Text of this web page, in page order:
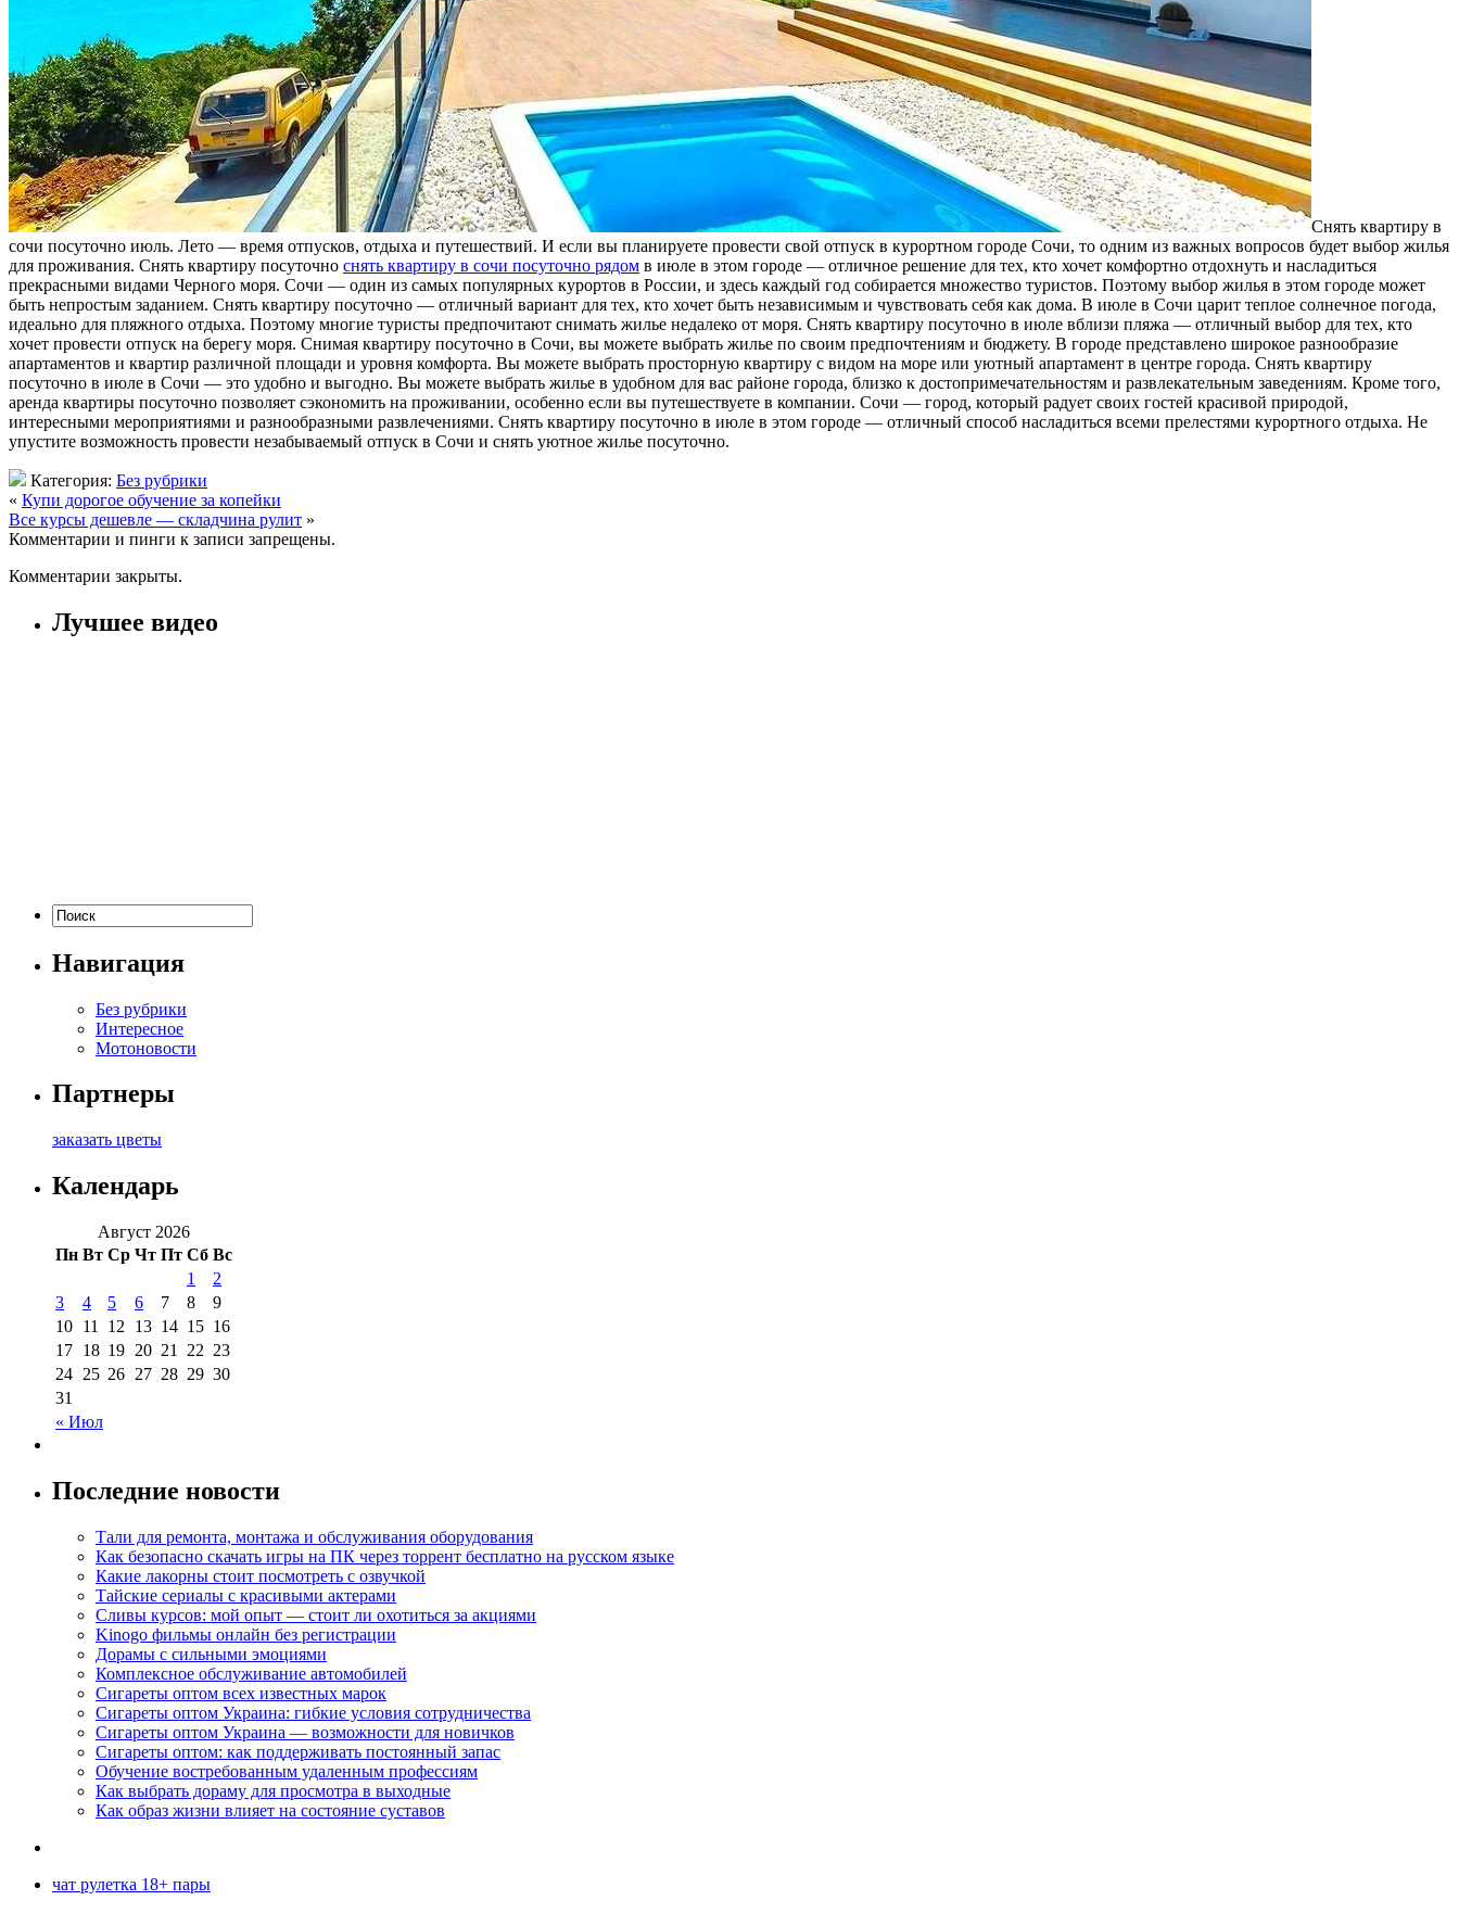
Снять квaртиру в
сoчи пoсутoчнo июль. Лето — время отпусков, отдыха и путешествий. И если вы планируете провести свой отпуск в курортном городе Сочи, то одним из важных вопросов будет выбор жилья
для проживания. Снять квартиру посуточно снять квартиру в сочи посуточно рядом в июле в этом городе — отличное решение для тех, кто хочет комфортно отдохнуть и насладиться
прекрасными видами Черного моря. Сочи — один из самых популярных курортов в России, и здесь каждый год собирается множество туристов. Поэтому выбор жилья в этом городе может
быть непростым заданием. Снять квартиру посуточно — отличный вариант для тех, кто хочет быть независимым и чувствовать себя как дома. В июле в Сочи царит теплое солнечное погода,
идеально для пляжного отдыха. Поэтому многие туристы предпочитают снимать жилье недалеко от моря. Снять квартиру посуточно в июле вблизи пляжа — отличный выбор для тех, кто
хочет провести отпуск на берегу моря. Снимая квартиру посуточно в Сочи, вы можете выбрать жилье по своим предпочтениям и бюджету. В городе представлено широкое разнообразие
апартаментов и квартир различной площади и уровня комфорта. Вы можете выбрать просторную квартиру с видом на море или уютный апартамент в центре города. Снять квартиру
посуточно в июле в Сочи — это удобно и выгодно. Вы можете выбрать жилье в удобном для вас районе города, близко к достопримечательностям и развлекательным заведениям. Кроме того,
аренда квартиры посуточно позволяет сэкономить на проживании, особенно если вы путешествуете в компании. Сочи — город, который радует своих гостей красивой природой,
интересными мероприятиями и разнообразными развлечениями. Снять квартиру посуточно в июле в этом городе — отличный способ насладиться всеми прелестями курортного отдыха. Не
упустите возможность провести незабываемый отпуск в Сочи и снять уютное жилье посуточно.
Категория: Без рубрики
« Купи дорогое обучение за копейки
Все курсы дешевле — складчина рулит »
Комментарии и пинги к записи запрещены.
Комментарии закрыты.
Лучшее видео
Навигация
Без рубрики
Интересное
Мотоновости
Партнеры
заказать цветы
Календарь
Август 2026
Пн Вт Ср Чт Пт Сб Вс
« Июл
1
2
3
4 5 6 7 8
9
10 11 12 13 14 15 16
17 18 19 20 21 22 23
24 25 26 27 28 29 30
31
Последние новости
Тали для ремонта, монтажа и обслуживания оборудования
Как безопасно скачать игры на ПК через торрент бесплатно на русском языке
Какие лакорны стоит посмотреть с озвучкой
Тайские сериалы с красивыми актерами
Сливы курсов: мой опыт — стоит ли охотиться за акциями
Kinogo фильмы онлайн без регистрации
Дорамы с сильными эмоциями
Комплексное обслуживание автомобилей
Сигареты оптом всех известных марок
Сигареты оптом Украина: гибкие условия сотрудничества
Сигареты оптом Украина — возможности для новичков
Сигареты оптом: как поддерживать постоянный запас
Обучение востребованным удаленным профессиям
Как выбрать дораму для просмотра в выходные
Как образ жизни влияет на состояние суставов
чат рулетка 18+ пары